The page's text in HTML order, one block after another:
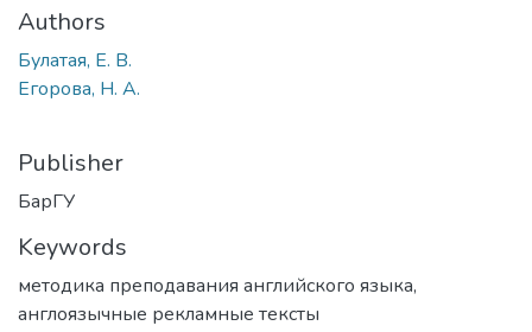
Authors
Булатая, Е. В.
Егорова, Н. А.
Publisher
БарГУ
Keywords
методика преподавания английского языка,
англоязычные рекламные тексты